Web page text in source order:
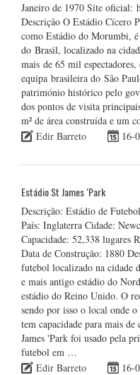
Janeiro de 1970 Site
Descrição O Estádio Cícero
como Estádio do Morumbi,
do Brasil, localizado na
mais de 65 mil
equipa brasileira do São
património histórico pelo
dos pontos de visita
m² de área construída e um
Edir Barreto
16-
Estádio St James ‘Park
Descrição: Estádio de
País: Inglaterra Cidade:
Capacidade: 52,338 lugares
Data de Construção: 1880
futebol localizado na cidade
e mais antigo estádio do
estádio do Reino Unido. O
sendo por isso o local onde
tem capacidade para mais
James 'Park foi usado pela
futebol em …
Edir Barreto
16-